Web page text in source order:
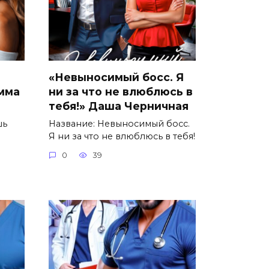
«Невыносимый босс. Я
ни за что не влюблюсь в
тебя!» Даша Черничная
Название: Невыносимый босс.
Я ни за что не влюблюсь в тебя!
0 39